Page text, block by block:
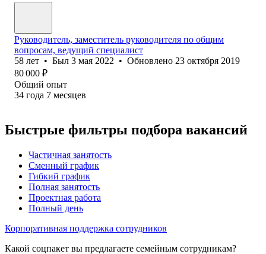
Руководитель, заместитель руководителя по общим
вопросам, ведущий специалист
58 лет • Был 3 мая 2022 • Обновлено 23 октября 2019
80 000 ₽
Общий опыт
34 года 7 месяцев
Быстрые фильтры подбора вакансий
Частичная занятость
Сменный график
Гибкий график
Полная занятость
Проектная работа
Полный день
Корпоративная поддержка сотрудников
Какой соцпакет вы предлагаете семейным сотрудникам?